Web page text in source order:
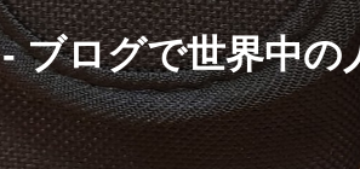
- ブログで世界中の